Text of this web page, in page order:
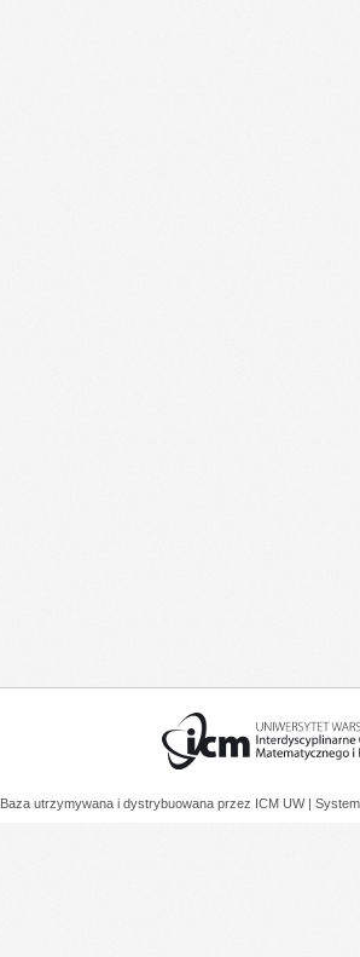
Baza utrzymywana i dystrybuowana przez ICM UW |